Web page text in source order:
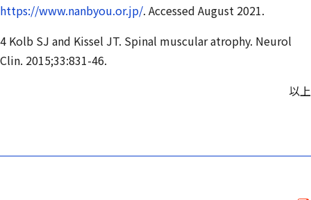
https://www.nanbyou.or.jp/. Accessed August 2021.
4 Kolb SJ and Kissel JT. Spinal muscular atrophy. Neurol
Clin. 2015;33:831-46.
以上